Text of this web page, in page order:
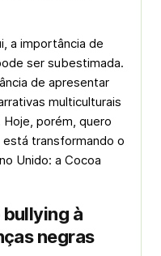
a importância de
ser subestimada.
de apresentar
multiculturais
Hoje, porém, quero
transformando o
Unido: a Cocoa
à
negras